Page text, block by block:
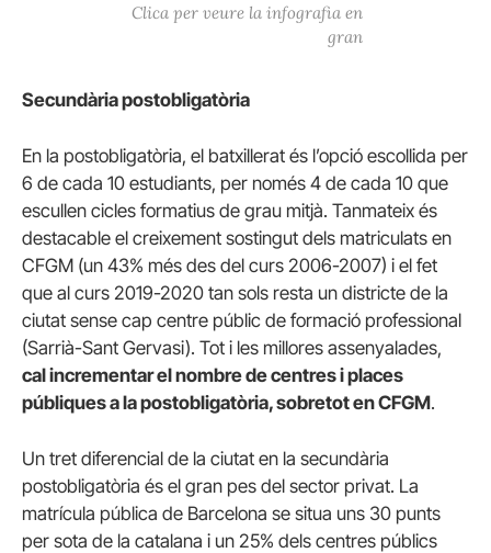
Clica per veure la infografia en
gran
Secundària postobligatòria
En la postobligatòria, el batxillerat és l’opció escollida per
6 de cada 10 estudiants, per només 4 de cada 10 que
escullen cicles formatius de grau mitjà. Tanmateix és
destacable el creixement sostingut dels matriculats en
CFGM (un 43% més des del curs 2006-2007) i el fet
que al curs 2019-2020 tan sols resta un districte de la
ciutat sense cap centre públic de formació professional
(Sarrià-Sant Gervasi). Tot i les millores assenyalades,
cal incrementar el nombre de centres i places
públiques a la postobligatòria, sobretot en CFGM.
Un tret diferencial de la ciutat en la secundària
postobligatòria és el gran pes del sector privat. La
matrícula pública de Barcelona se situa uns 30 punts
per sota de la catalana i un 25% dels centres públics